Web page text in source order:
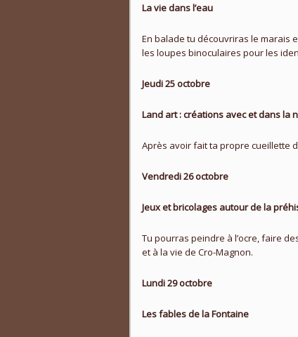
La vie dans l’eau
En balade tu découvriras le marais
les loupes binoculaires pour les
Jeudi 25 octobre
Land art : créations avec et dans la
Après avoir fait ta propre cueillette
Vendredi 26 octobre
Jeux et bricolages autour de la
Tu pourras peindre à l’ocre, faire
et à la vie de Cro-Magnon.
Lundi 29 octobre
Les fables de la Fontaine